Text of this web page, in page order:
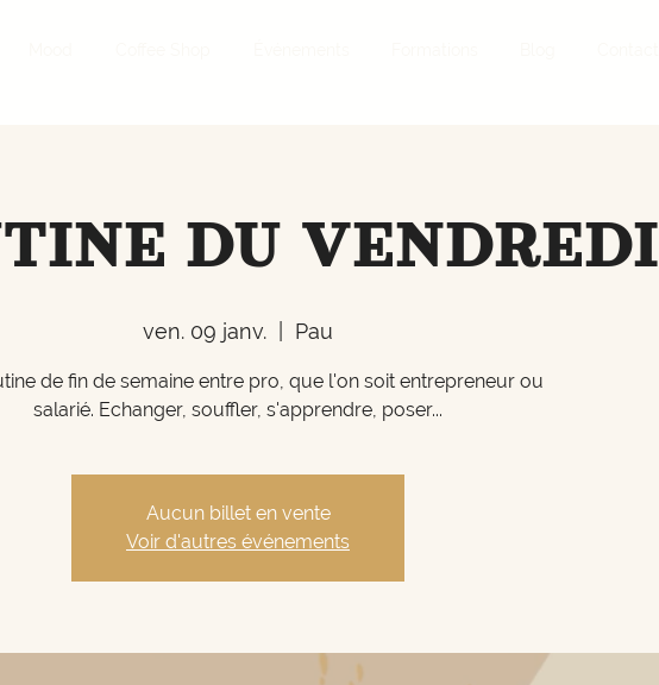
DU VENDREDI
ven. 09 janv. Pau
de fin de semaine entre pro, que l'on soit entrepreneur ou
salarié. Echanger, souffler, s'apprendre, poser...
Aucun billet en vente
Voir d'autres événements